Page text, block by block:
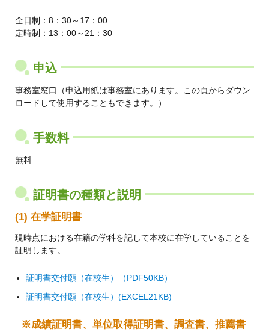
全日制：8：30～17：00
定時制：13：00～21：30
申込
事務室窓口（申込用紙は事務室にあります。この頁からダウン
ロードして使用することもできます。）
手数料
無料
証明書の種類と説明
(1) 在学証明書
現時点における在籍の学科を記して本校に在学していることを
証明します。
証明書交付願（在校生）（PDF50KB）
証明書交付願（在校生）(EXCEL21KB)
※成績証明書、単位取得証明書、調査書、推薦書